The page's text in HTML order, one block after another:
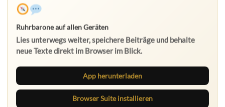
Ruhrbarone auf allen Geräten
Lies unterwegs weiter, speichere Beiträge und behalte
neue Texte direkt im Browser im Blick.
App herunterladen
Browser Suite installieren